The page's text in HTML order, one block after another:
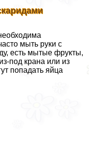
мыть руки с
есть мытые фрукты,
под крана или из
попадать яйца